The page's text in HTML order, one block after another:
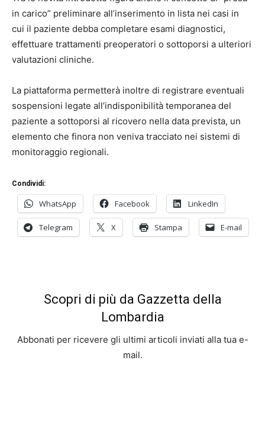
in carico” preliminare all’inserimento in lista nei casi in
cui il paziente debba completare esami diagnostici,
effettuare trattamenti preoperatori o sottoporsi a ulteriori
valutazioni cliniche.
La piattaforma permetterà inoltre di registrare eventuali
sospensioni legate all’indisponibilità temporanea del
paziente a sottoporsi al ricovero nella data prevista, un
elemento che finora non veniva tracciato nei sistemi di
monitoraggio regionali.
Condividi:
WhatsApp Facebook LinkedIn
Telegram X Stampa E-mail
Scopri di più da Gazzetta della
Lombardia
Abbonati per ricevere gli ultimi articoli inviati alla tua e-
mail.